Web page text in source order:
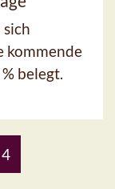
kommende
belegt.
4